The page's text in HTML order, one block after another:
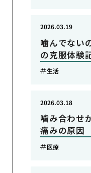
噛んでない
の克服体験
2026.03.19
生活
噛み合わせ
痛みの原因
2026.03.18
医療